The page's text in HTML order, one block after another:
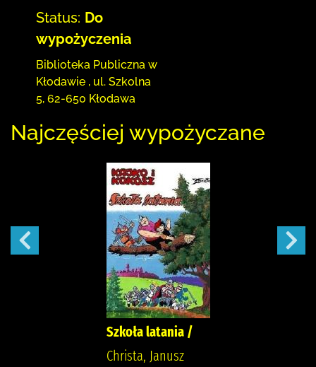
Status: Do
wypożyczenia
Biblioteka Publiczna w
Kłodawie , ul. Szkolna
5, 62-650 Kłodawa
Najczęściej wypożyczane
Szkoła latania /
Christa, Janusz